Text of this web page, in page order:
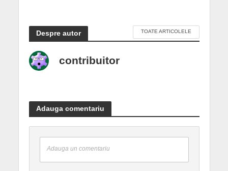
Despre autor TOATE ARTICOLELE
contribuitor
Adauga comentariu
Adauga un comentariu